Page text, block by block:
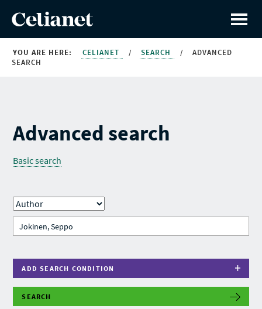
YOU ARE HERE: CELIANET / SEARCH /
ADVANCED
SEARCH
Advanced search
Basic search
ADD SEARCH CONDITION
SEARCH
F